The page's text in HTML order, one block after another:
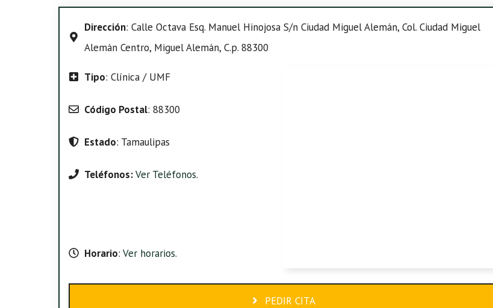
Dirección: Calle Octava Esq. Manuel Hinojosa S/n Ciudad Miguel Alemán, Col. Ciudad Miguel
Alemán Centro, Miguel Alemán, C.p. 88300
Tipo: Clínica / UMF
Código Postal: 88300
Estado: Tamaulipas
Teléfonos:Ver Teléfonos.
Horario: Ver horarios.
PEDIR CITA